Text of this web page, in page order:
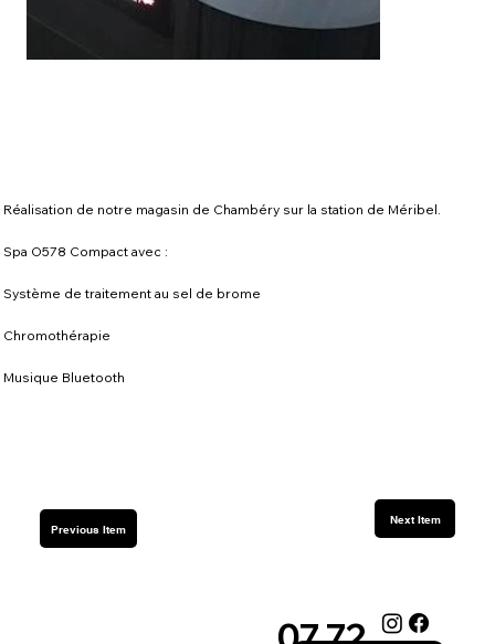
Réalisation de notre magasin de Chambéry sur la station de Méribel.
Spa O578 Compact avec :
Système de traitement au sel de brome
Chromothérapie
Musique Bluetooth
Next Item
Previous Item